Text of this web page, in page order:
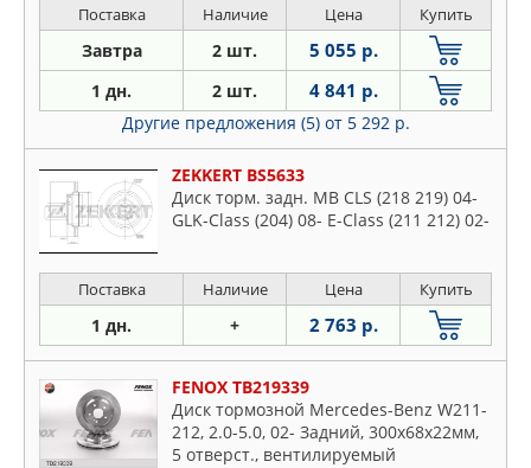
300/CLS 320 CDI/CLS 32
Поставка Наличие Цена Купить
Завтра 2 шт. 5 055 р.
1 дн. 2 шт. 4 841 р.
Другие предложения (5) от 5 292 р.
ZEKKERT BS5633
Диск торм. задн. MB CLS (218 219) 04-
GLK-Class (204) 08- E-Class (211 212) 02-
Поставка Наличие Цена Купить
1 дн. + 2 763 р.
FENOX TB219339
Диск тормозной Mercedes-Benz W211-
212, 2.0-5.0, 02- Задний, 300x68x22мм,
5 отверст., вентилируемый